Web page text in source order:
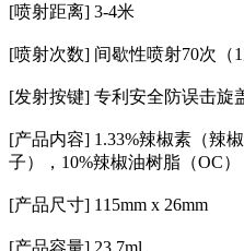
[喷射距离] 3-4米
[喷射次数] 间歇性喷射70次（1
[发射按键] 专利安全防误击旋
[产品内容] 1.33%辣椒素（辣
子），10%辣椒油树脂（OC
[产品尺寸] 115mm x 26mm
[产品容量] 23.7ml